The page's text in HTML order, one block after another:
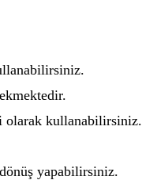
olarak kullanabilirsiniz.
yapabilirsiniz.